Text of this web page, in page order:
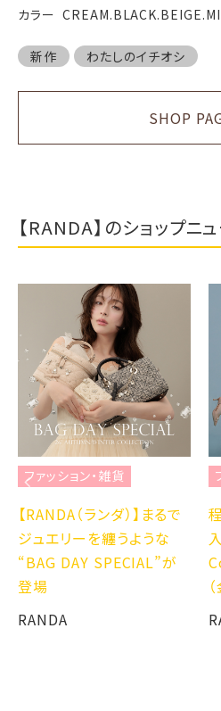
カラー
新作 わたしのイチオシ
SHOP
【RANDA】のショップニ
ファッション・雑貨
【RANDA（ランダ）】まるで
ジュエリーを纏うような
“BAG DAY SPECIAL”が
登場
RANDA